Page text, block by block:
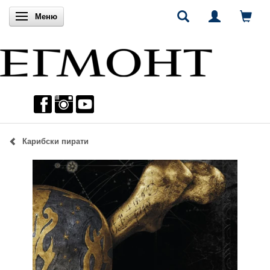
Включи навигацията
Меню
Карибски пирати